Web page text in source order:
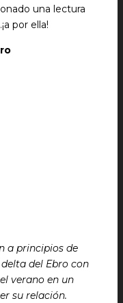
una lectura
por ella!
a principios de
del Ebro con
verano en un
su relación.